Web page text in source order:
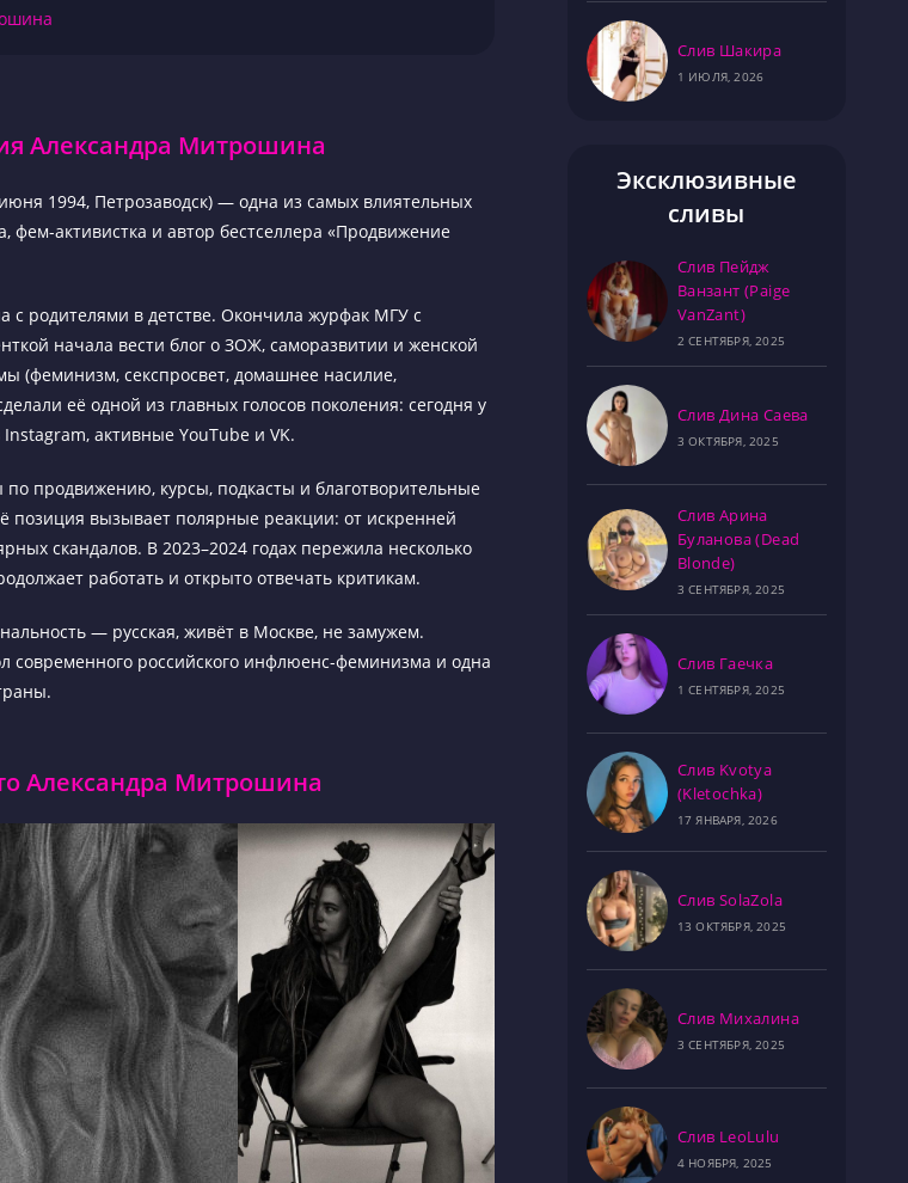
Александра Митрошина
1994, Петрозаводск) — одна из самых влиятельных
фем-активистка и автор бестселлера «Продвижение
с родителями в детстве. Окончила журфак МГУ с
начала вести блог о ЗОЖ, саморазвитии и женской
(феминизм, секспросвет, домашнее насилие,
её одной из главных голосов поколения: сегодня у
активные YouTube и VK.
продвижению, курсы, подкасты и благотворительные
позиция вызывает полярные реакции: от искренней
скандалов. В 2023–2024 годах пережила несколько
работать и открыто отвечать критикам.
— русская, живёт в Москве, не замужем.
российского инфлюенс-феминизма и одна
Александра Митрошина
Слив Шакира
1 ИЮЛЯ, 2026
Эксклюзивные
сливы
Слив Пейдж
Ванзант (Paige
VanZant)
2 СЕНТЯБРЯ, 2025
Слив Дина Саева
3 ОКТЯБРЯ, 2025
Слив Арина
Буланова (Dead
Blonde)
3 СЕНТЯБРЯ, 2025
Слив Гаечка
1 СЕНТЯБРЯ, 2025
Слив Kvotya
(Kletochka)
17 ЯНВАРЯ, 2026
Слив SolaZola
13 ОКТЯБРЯ, 2025
Слив Михалина
3 СЕНТЯБРЯ, 2025
Слив LeoLulu
4 НОЯБРЯ, 2025